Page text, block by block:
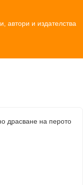
автори и издателства
драсване на перото